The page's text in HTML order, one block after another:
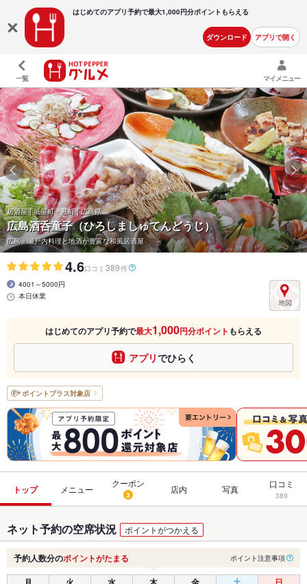
はじめてのアプリ予約で最大1,000円分ポイントもらえる
ダウンロード アプリで開く
一覧 マイメニュー
居酒屋 | 紙屋町・基町 | 広島県
広島酒呑童子（ひろしましゅてんどうじ）
広島・瀬戸内料理と地酒が豊富な和風居酒屋
4.6口コミ 389件
4001～5000円
本日休業
はじめてのアプリ予約で最大1,000円分ポイント もらえる
アプリでひらく
ポイントプラス対象店
トップ メニュー
クーポン
3 店内 写真 口コミ
389
ネット予約の空席状況 ポイントがつかえる
予約人数分のポイントがたまる ポイント注意事項